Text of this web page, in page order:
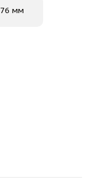
мм